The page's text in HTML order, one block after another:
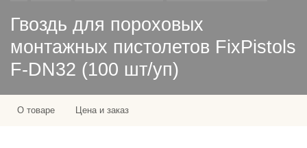
Гвоздь для пороховых
монтажных пистолетов FixPistols
F-DN32 (100 шт/уп)
О товаре Цена и заказ